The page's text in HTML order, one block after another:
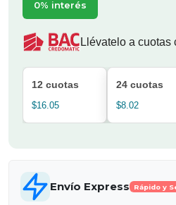
0% interés
Llévatelo a cuotas
12 cuotas
$16.05
24 cuotas
$8.02
Envío Express Rápido y